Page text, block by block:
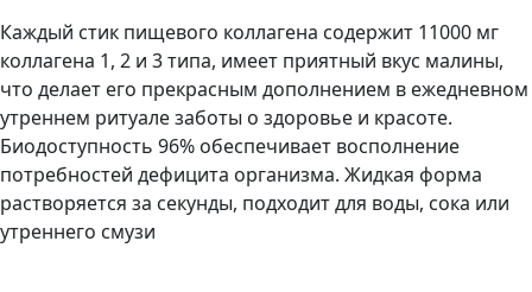
Каждый стик пищевого коллагена содержит 11000 мг
коллагена 1, 2 и 3 типа, имеет приятный вкус малины,
что делает его прекрасным дополнением в ежедневном
утреннем ритуале заботы о здоровье и красоте.
Биодоступность 96% обеспечивает восполнение
потребностей дефицита организма. Жидкая форма
растворяется за секунды, подходит для воды, сока или
утреннего смузи